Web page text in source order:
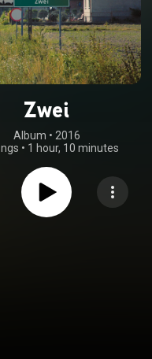
Zwei
Album • 2016
• 1 hour, 10 minutes